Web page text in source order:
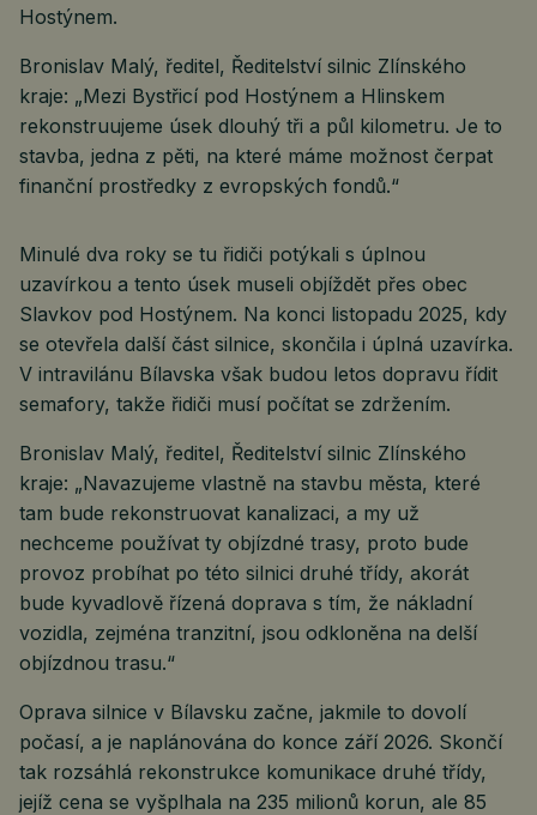
Hostýnem.
Bronislav Malý, ředitel, Ředitelství silnic Zlínského
kraje: „Mezi Bystřicí pod Hostýnem a Hlinskem
rekonstruujeme úsek dlouhý tři a půl kilometru. Je to
stavba, jedna z pěti, na které máme možnost čerpat
finanční prostředky z evropských fondů.“
Minulé dva roky se tu řidiči potýkali s úplnou
uzavírkou a tento úsek museli objíždět přes obec
Slavkov pod Hostýnem. Na konci listopadu 2025, kdy
se otevřela další část silnice, skončila i úplná uzavírka.
V intravilánu Bílavska však budou letos dopravu řídit
semafory, takže řidiči musí počítat se zdržením.
Bronislav Malý, ředitel, Ředitelství silnic Zlínského
kraje: „Navazujeme vlastně na stavbu města, které
tam bude rekonstruovat kanalizaci, a my už
nechceme používat ty objízdné trasy, proto bude
provoz probíhat po této silnici druhé třídy, akorát
bude kyvadlově řízená doprava s tím, že nákladní
vozidla, zejména tranzitní, jsou odkloněna na delší
objízdnou trasu.“
Oprava silnice v Bílavsku začne, jakmile to dovolí
počasí, a je naplánována do konce září 2026. Skončí
tak rozsáhlá rekonstrukce komunikace druhé třídy,
jejíž cena se vyšplhala na 235 milionů korun, ale 85